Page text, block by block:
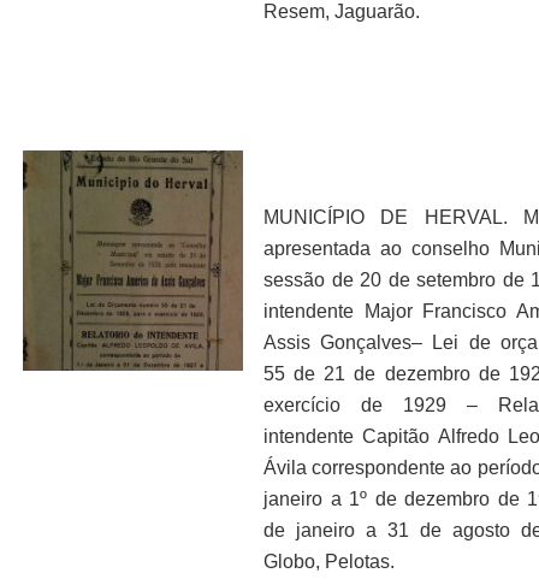
Resem, Jaguarão.
MUNICÍPIO DE HERVAL.
apresentada ao conselho
sessão de 20 de setembro de
intendente Major Francisco
Assis Gonçalves– Lei de
55 de 21 de dezembro de
exercício de 1929 –
intendente Capitão Alfredo
Ávila correspondente ao
janeiro a 1º de dezembro de
de janeiro a 31 de agosto
Globo, Pelotas.